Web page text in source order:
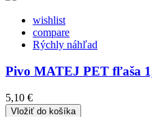
wishlist
compare
Rýchly náhľad
Pivo MATEJ PET fľaša
5,10 €
Vložiť do košíka